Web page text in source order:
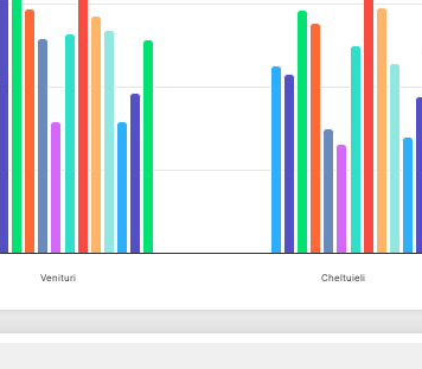
Venituri Cheltuieli